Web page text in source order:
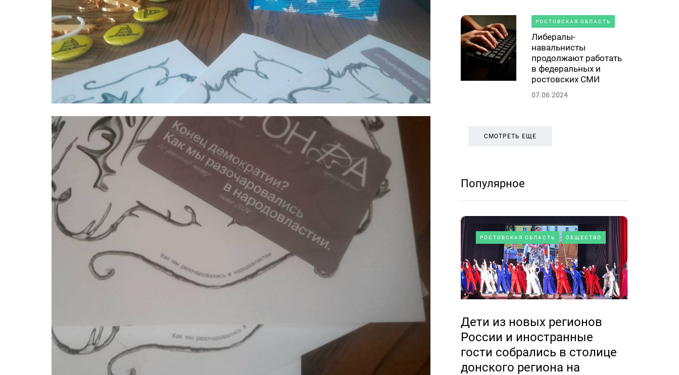
РОСТОВСКАЯ ОБЛАСТЬ
Либералы-
навальнисты
продолжают работать
в федеральных и
ростовских СМИ
07.06.2024
СМОТРЕТЬ ЕЩЕ
Популярное
РОСТОВСКАЯ ОБЛАСТЬ ОБЩЕСТВО
Дети из новых регионов
России и иностранные
гости собрались в столице
донского региона на